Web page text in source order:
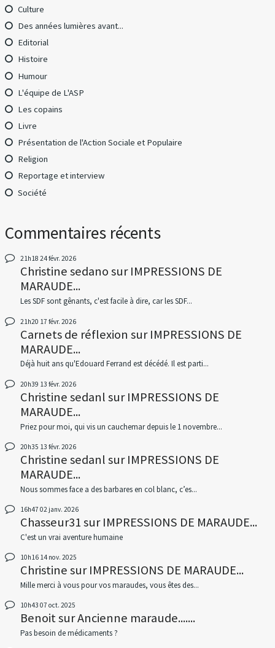
Culture
Des années lumières avant...
Editorial
Histoire
Humour
L'équipe de L'ASP
Les copains
Livre
Présentation de l'Action Sociale et Populaire
Religion
Reportage et interview
Société
Commentaires récents
21h18 24févr. 2026
Christine sedanosurIMPRESSIONS DE
MARAUDE...
Les SDF sont gênants, c'est facile à dire, car les SDF...
21h20 17 févr. 2026
Carnets de réflexion surIMPRESSIONS DE
MARAUDE...
Déjà huit ans qu'Edouard Ferrand est décédé. Il est parti...
20h39 13 févr. 2026
Christine sedanlsurIMPRESSIONS DE
MARAUDE...
Priez pour moi, qui vis un cauchemar depuis le 1 novembre...
20h35 13 févr. 2026
Christine sedanlsurIMPRESSIONS DE
MARAUDE...
Nous sommes face a des barbares en col blanc, c’es...
16h47 02 janv. 2026
Chasseur31surIMPRESSIONS DE MARAUDE...
C'est un vrai aventure humaine
10h16 14 nov. 2025
ChristinesurIMPRESSIONS DE MARAUDE...
Mille merci à vous pour vos maraudes, vous êtes des...
10h43 07 oct. 2025
BenoitsurAncienne maraude.......
Pas besoin de médicaments ?